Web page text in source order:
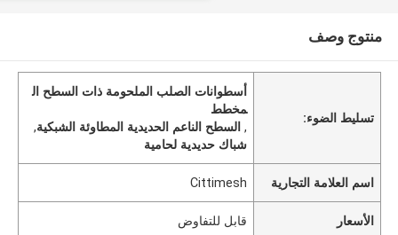
منتوج وصف
تسليط الضوء:
أسطوانات الصلب الملحومة ذات السطح ال
مخطط
,السطح الناعم الحديدية المطاوئة الشبكية,
شباك حديدية لحامية
اسم العلامة التجارية Cittimesh
الأسعار قابل للتفاوض